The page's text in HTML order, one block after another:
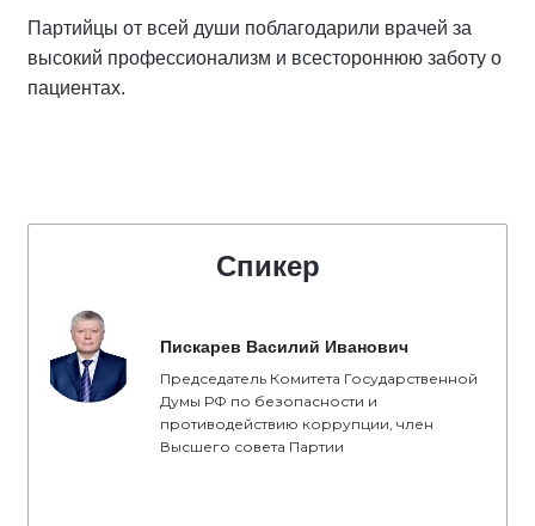
Партийцы от всей души поблагодарили врачей за
высокий профессионализм и всестороннюю заботу о
пациентах.
Спикер
Пискарев Василий Иванович
Председатель Комитета Государственной
Думы РФ по безопасности и
противодействию коррупции, член
Высшего совета Партии